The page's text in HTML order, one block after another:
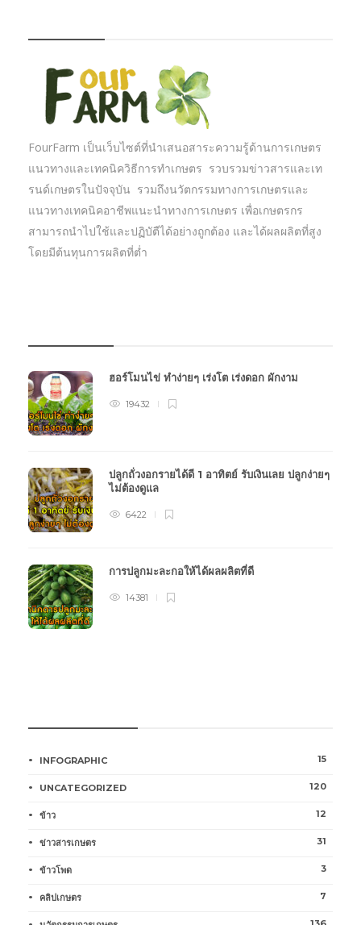
FourFarm เป็นเว็บไซต์ที่นำเสนอสาระความรู้ด้านการเกษตร
แนวทางและเทคนิควิธีการทำเกษตร รวบรวมข่าวสารและเท
รนด์เกษตรในปัจจุบัน รวมถึงนวัตกรรมทางการเกษตรและ
แนวทางเทคนิคอาชีพแนะนำทางการเกษตร เพื่อเกษตรกร
สามารถนำไปใช้และปฏิบัตืได้อย่างถูกต้อง และได้ผลผลิตที่สูง
โดยมีต้นทุนการผลิตที่ต่ำ
ฮอร์โมนไข่ ทำง่ายๆ เร่งโต เร่งดอก ผักงาม
19432
ปลูกถั่วงอกรายได้ดี 1 อาทิตย์ รับเงินเลย ปลูกง่ายๆ
ไม่ต้องดูแล
6422
การปลูกมะละกอให้ได้ผลผลิตที่ดี
14381
INFOGRAPHIC 15
UNCATEGORIZED 120
ข้าว 12
ข่าวสารเกษตร 31
ข้าวโพด 3
คลิปเกษตร 7